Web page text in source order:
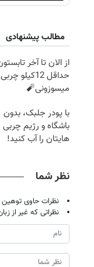
مطالب پیشنهادی
از الان تا آخر
حداقل 12کیلو چربی
میسوزونی🧨
با پودر جلبک، بدون
باشگاه و رژیم چربی
هایتان را آب کنید!
نظر شما
نظرات حاوی
نظراتی که غیر از